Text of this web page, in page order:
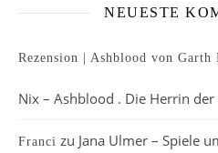
NEUESTE
Rezension | Ashblood von
Nix – Ashblood . Die Herrin der
Franci zu Jana Ulmer – Spiele